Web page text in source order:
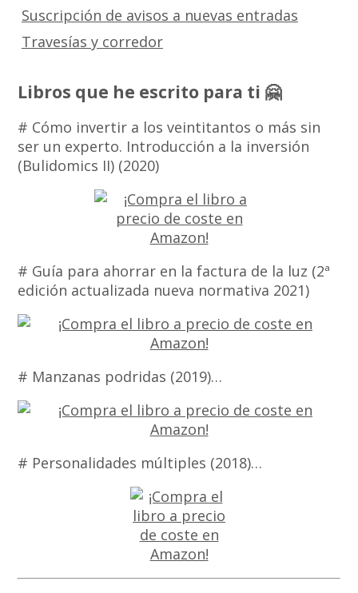
Suscripción de avisos a nuevas entradas
Travesías y corredor
Libros que he escrito para ti 🤗
# Cómo invertir a los veintitantos o más sin
ser un experto. Introducción a la inversión
(Bulidomics II) (2020)
# Guía para ahorrar en la factura de la luz (2ª
edición actualizada nueva normativa 2021)
# Manzanas podridas (2019)…
# Personalidades múltiples (2018)…